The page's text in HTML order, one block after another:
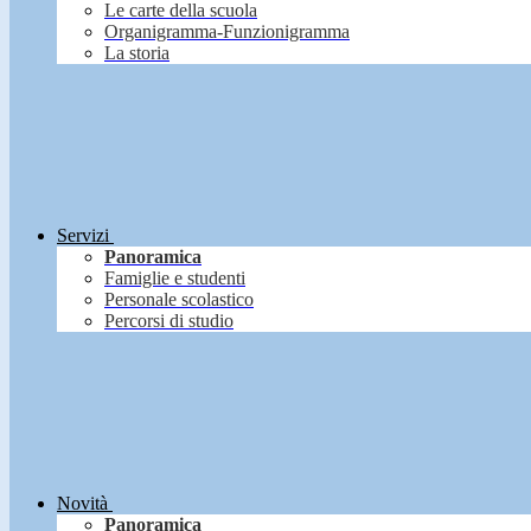
Le carte della scuola
Organigramma-Funzionigramma
La storia
Servizi
Panoramica
Famiglie e studenti
Personale scolastico
Percorsi di studio
Novità
Panoramica